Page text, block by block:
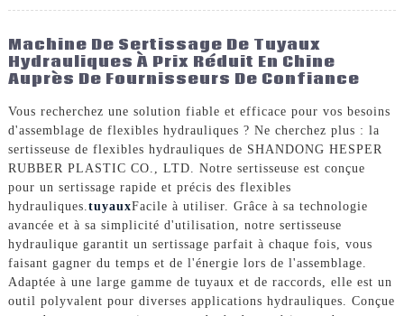
Machine De Sertissage De Tuyaux
Hydrauliques À Prix Réduit En Chine
Auprès De Fournisseurs De Confiance
Vous recherchez une solution fiable et efficace pour vos besoins
d'assemblage de flexibles hydrauliques ? Ne cherchez plus : la
sertisseuse de flexibles hydrauliques de SHANDONG HESPER
RUBBER PLASTIC CO., LTD. Notre sertisseuse est conçue
pour un sertissage rapide et précis des flexibles
hydrauliques.tuyauxFacile à utiliser. Grâce à sa technologie
avancée et à sa simplicité d'utilisation, notre sertisseuse
hydraulique garantit un sertissage parfait à chaque fois, vous
faisant gagner du temps et de l'énergie lors de l'assemblage.
Adaptée à une large gamme de tuyaux et de raccords, elle est un
outil polyvalent pour diverses applications hydrauliques. Conçue